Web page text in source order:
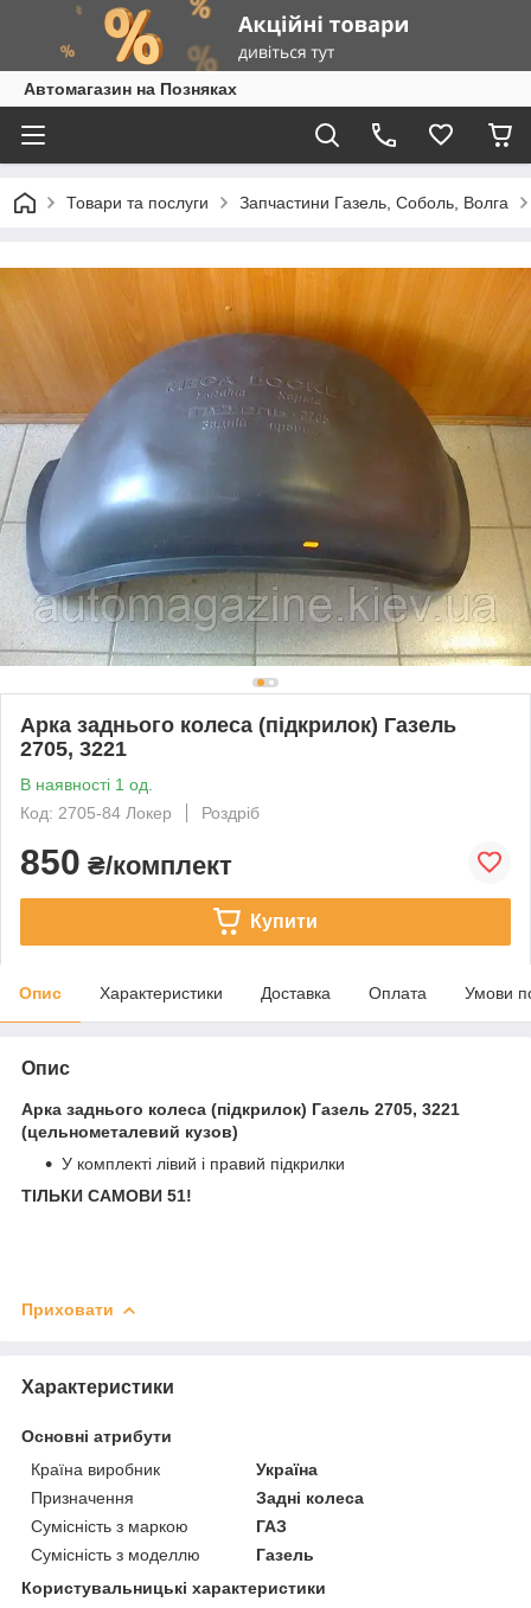
Автомагазин на Позняках
Товари та послуги Запчастини Газель, Соболь, Волга
Арка заднього колеса (підкрилок) Газель
2705, 3221
В наявності 1 од.
Код: 2705-84 Локер
Роздріб
850 ₴/комплект
Купити
Опис Характеристики Доставка Оплата Умови
Опис
Арка заднього колеса (підкрилок) Газель 2705, 3221
(цельнометалевий кузов)
У комплекті лівий і правий підкрилки
ТІЛЬКИ САМОВИ 51!
Приховати
Характеристики
Основні атрибути
Країна виробник
Україна
Призначення
Задні колеса
Сумісність з маркою
ГАЗ
Сумісність з моделлю
Газель
Користувальницькі характеристики